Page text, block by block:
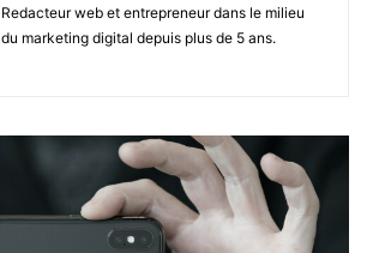
Redacteur web et entrepreneur dans le milieu
du marketing digital depuis plus de 5 ans.